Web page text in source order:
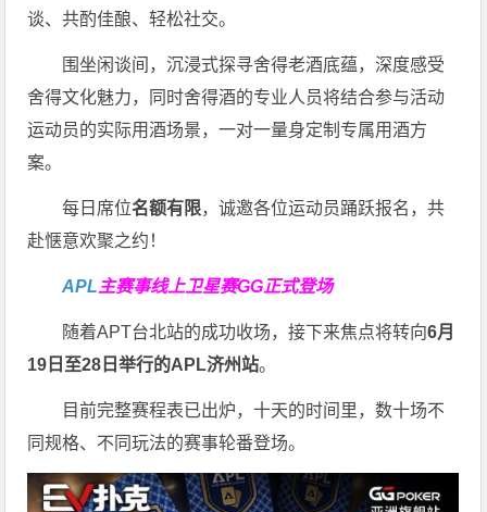
谈、共酌佳酿、轻松社交。
围坐闲谈间，沉浸式探寻舍得老酒底蕴，深度感受
舍得文化魅力，同时舍得酒的专业人员将结合参与活动
运动员的实际用酒场景，一对一量身定制专属用酒方
案。
每日席位名额有限，诚邀各位运动员踊跃报名，共
赴惬意欢聚之约！
APL 主赛事线上卫星赛GG正式登场
随着APT台北站的成功收场，接下来焦点将转向6月
19 日至28 日举行的APL济州站。
目前完整赛程表已出炉，十天的时间里，数十场不
同规格、不同玩法的赛事轮番登场。